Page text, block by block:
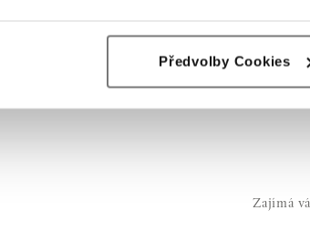
Předvolby Cookies
chic… k našim náramkům se hodí řada
žluté a růžové zlato či trendy barevná šňůrka
Zajímá